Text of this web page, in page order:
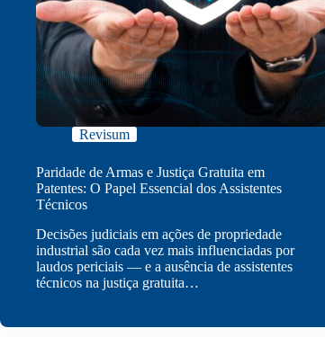
Revisum
Paridade de Armas e Justiça Gratuita em
Patentes: O Papel Essencial dos Assistentes
Técnicos
Decisões judiciais em ações de propriedade
industrial são cada vez mais influenciadas por
laudos periciais — e a ausência de assistentes
técnicos na justiça gratuita…